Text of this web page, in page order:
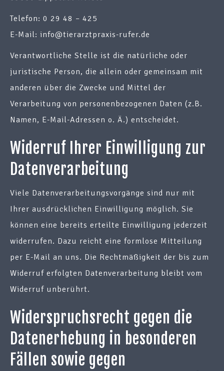
Telefon: 0 29 48 – 425
E-Mail: info@tierarztpraxis-rufer.de
Verantwortliche Stelle ist die natürliche oder
juristische Person, die allein oder gemeinsam mit
anderen über die Zwecke und Mittel der
Verarbeitung von personenbezogenen Daten (z.B.
Namen, E-Mail-Adressen o. Ä.) entscheidet.
Widerruf Ihrer Einwilligung zur
Datenverarbeitung
Viele Datenverarbeitungsvorgänge sind nur mit
Ihrer ausdrücklichen Einwilligung möglich. Sie
können eine bereits erteilte Einwilligung jederzeit
widerrufen. Dazu reicht eine formlose Mitteilung
per E-Mail an uns. Die Rechtmäßigkeit der bis zum
Widerruf erfolgten Datenverarbeitung bleibt vom
Widerruf unberührt.
Widerspruchsrecht gegen die
Datenerhebung in besonderen
Fällen sowie gegen